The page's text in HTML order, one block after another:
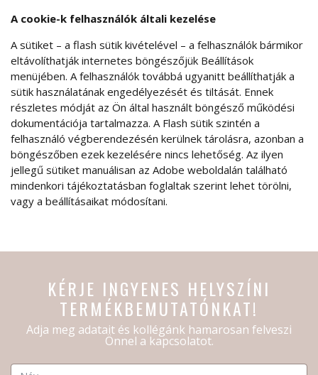
A cookie-k felhasználók általi kezelése
A sütiket – a flash sütik kivételével – a felhasználók bármikor
eltávolíthatják internetes böngészőjük Beállítások
menüjében. A felhasználók továbbá ugyanitt beállíthatják a
sütik használatának engedélyezését és tiltását. Ennek
részletes módját az Ön által használt böngésző működési
dokumentációja tartalmazza. A Flash sütik szintén a
felhasználó végberendezésén kerülnek tárolásra, azonban a
böngészőben ezek kezelésére nincs lehetőség. Az ilyen
jellegű sütiket manuálisan az Adobe weboldalán található
mindenkori tájékoztatásban foglaltak szerint lehet törölni,
vagy a beállításaikat módosítani.
KÉRJE INGYENES HELYSZÍNI
TERMÉKBEMUTATÓNKAT!
Adja meg adatait és kollégánk hamarosan felveszi
Önnel a kapcsolatot.